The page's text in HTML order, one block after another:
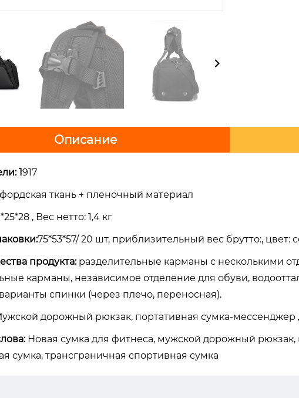
Описание
1917
ткань + пленочный материал
, Вес нетто: 1,4 кг
75*53*57/ 20 шт, приблизительный вес брутто:, цвет:
продукта:разделительные карманы с несколькими
карманы, независимое отделение для обуви,
спинки (через плечо, переносная).
дорожный рюкзак, портативная сумка-мессенджер
Новая сумка для фитнеса, мужской дорожный
сумка, трансграничная спортивная сумка